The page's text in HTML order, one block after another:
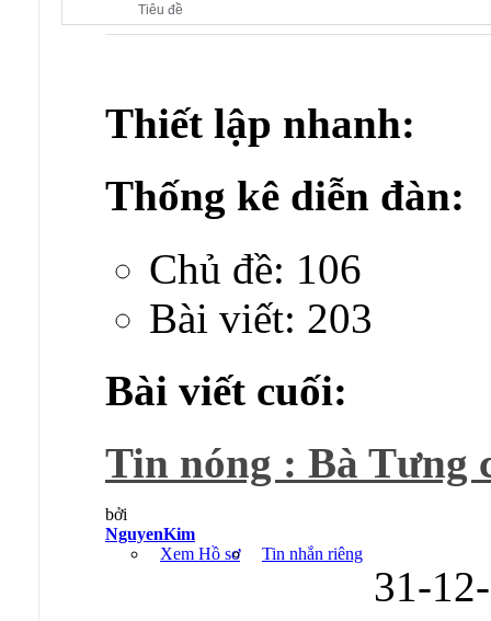
Tiêu đề
Thiết lập nhanh:
Thống kê diễn đàn:
Chủ đề: 106
Bài viết: 203
Bài viết cuối:
Tin nóng : Bà Tưng
bởi
NguyenKim
Xem Hồ sơ
Tin nhắn riêng
31-